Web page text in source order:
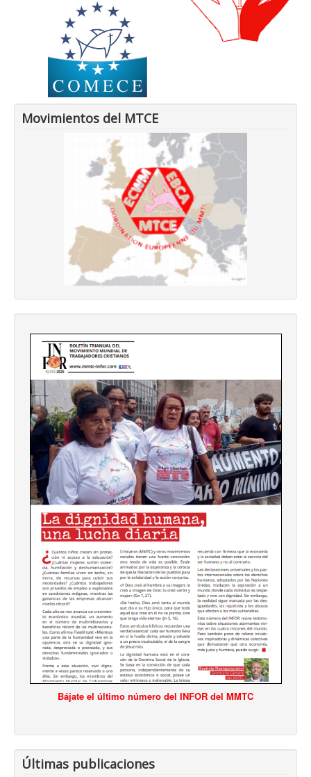
Movimientos del MTCE
Bájate el último número del INFOR del MMTC
Últimas publicaciones